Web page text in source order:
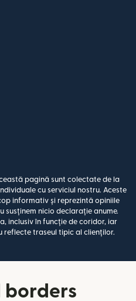
pagină sunt colectate de la
cu serviciul nostru. Aceste
informativ și reprezintă opiniile
susținem nicio declarație anume.
inclusiv în funcție de coridor, iar
reflecte traseul tipic al clienților.
borders